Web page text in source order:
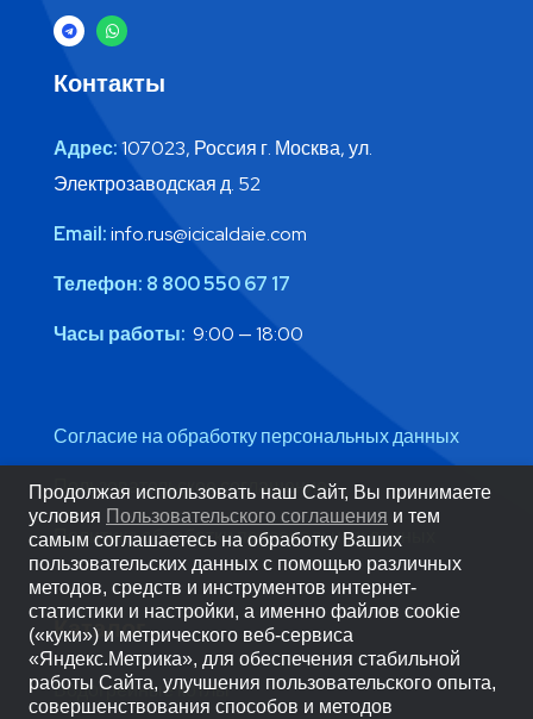
Контакты
Адрес:107023, Россия г. Москва, ул.
Электрозаводская д. 52
Email:info.rus@icicaldaie.com
Телефон: 8 800 550 67 17
Часы работы: 9:00 — 18:00
Согласие на обработку персональных данных
Пользовательское соглашение
Политика обработки персональных данных
Каталог
Водогрейные котлы
Продолжая использовать наш Сайт, Вы принимаете
условия Пользовательского соглашения и тем
самым соглашаетесь на обработку Ваших
пользовательских данных с помощью различных
методов, средств и инструментов интернет-
статистики и настройки, а именно файлов cookie
(«куки») и метрического веб-сервиса
«Яндекс.Метрика», для обеспечения стабильной
работы Сайта, улучшения пользовательского опыта,
совершенствования способов и методов